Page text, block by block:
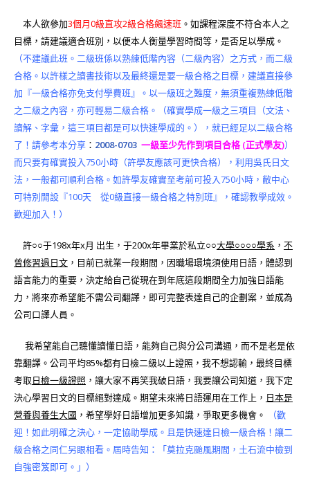
本人欲參加3個月0級直攻2級合格飆速班 。如課程深度不符合本人之
目標，請建議適合班別，以便本人衡量學習時間等，是否足以學成。
（不建議此班。二級班係以熟練低階內容（二級內容）之方式，而二級
合格。以許樣之讀書技術以及最終還是要一級合格之目標，建議直接參
加『一級合格亦免支付學費班』。以一級班之難度，無須重複熟練低階
之二級之內容，亦可輕易二級合格。（確實學成一級之三項目（文法、
讀解、字彙，這三項目都是可以快速學成的。），就已經足以二級合格
了！請參考本分享 ： 2008-0703 一級至少先作到項目合格 (正式學友)）
而只要有確實投入750小時（許學友應該可更快合格），利用吳氏日文
法，一般都可順利合格。如許學友確實至考前可投入750小時，敝中心
可特別開設『100天 從0級直接一級合格之特別班』，確認教學成效。
歡迎加入！）
許○○于198x年x月 出生，于200x年畢業於私立○○大學○○○○學系 ， 不
曾修習過日文 ，目前已就業一段期間，因職場環境須使用日語，體認到
語言能力的重要，決定給自己從現在到年底這段期間全力加強日語能
力，將來亦希望能不需公司翻譯，即可完整表達自己的企劃案，並成為
公司口譯人員。
我希望能自己聽懂讀懂日語，能夠自己與分公司溝通，而不是老是依
靠翻譯。公司平均85%都有日檢二級以上證照，我不想認輸，最終目標
考取日檢一級證照 ，讓大家不再笑我破日語，我要讓公司知道，我下定
決心學習日文的目標絕對達成。期望未來將日語運用在工作上， 日本是
營養與養生大國 ，希望學好日語增加更多知識，爭取更多機會。
（歡
迎！如此明確之決心，一定協助學成。且是快速達日檢一級合格！讓二
級合格之同仁另眼相看。屆時告知：「莫拉克颱風期間，土石流中檢到
自強密笈即可。」）